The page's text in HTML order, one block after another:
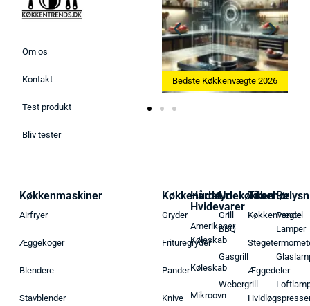
Om os
Kontakt
Test produkt
Bliv tester
Bedste Ismaskine 2026 Bedste Køkkenvægte 2026
Køkkenmaskiner
Airfryer
Æggekoger
Blendere
Stavblender
Køkkenudstyr
Gryder
Frituregryder
Pander
Knive
Hårde
Hvidevarer
Amerikaner
Køleskab
Køleskab
Mikroovn
Udekøkken
Grill
BBQ
Gasgrill
Webergrill
Tilbehør
Køkkenvægte
Æggedeler
Pendel
Lamper